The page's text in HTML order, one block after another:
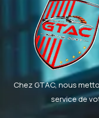
Chez GTAC, nous
service de